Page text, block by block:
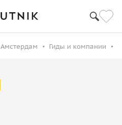
Амстердам Гиды и компании